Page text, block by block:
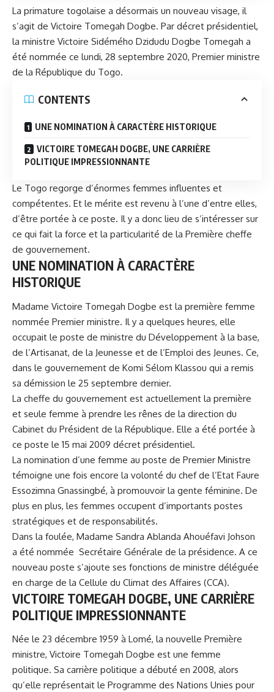
La primature togolaise a désormais un nouveau visage, il
s’agit de Victoire Tomegah Dogbe. Par décret présidentiel,
la ministre Victoire Sidémého Dzidudu Dogbe Tomegah a
été nommée ce lundi, 28 septembre 2020, Premier ministre
de la République du Togo.
CONTENTS
UNE NOMINATION À CARACTÈRE HISTORIQUE
VICTOIRE TOMEGAH DOGBE, UNE CARRIÈRE
POLITIQUE IMPRESSIONNANTE
Le Togo regorge d’énormes femmes influentes et
compétentes. Et le mérite est revenu à l’une d’entre elles,
d’être portée à ce poste. Il y a donc lieu de s’intéresser sur
ce qui fait la force et la particularité de la Première cheffe
de gouvernement.
UNE NOMINATION À CARACTÈRE
HISTORIQUE
Madame Victoire Tomegah Dogbe est la première femme
nommée Premier ministre. Il y a quelques heures, elle
occupait le poste de ministre du Développement à la base,
de l’Artisanat, de la Jeunesse et de l’Emploi des Jeunes. Ce,
dans le gouvernement de Komi Sélom Klassou qui a remis
sa démission le 25 septembre dernier.
La cheffe du gouvernement est actuellement la première
et seule femme à prendre les rênes de la direction du
Cabinet du Président de la République. Elle a été portée à
ce poste le 15 mai 2009 décret présidentiel.
La nomination d’une femme au poste de Premier Ministre
témoigne une fois encore la volonté du chef de l’Etat Faure
Essozimna Gnassingbé, à promouvoir la gente féminine. De
plus en plus, les femmes occupent d’importants postes
stratégiques et de responsabilités.
Dans la foulée, Madame Sandra Ablanda Ahouéfavi Johson
a été nommée Secrétaire Générale de la présidence. A ce
nouveau poste s’ajoute ses fonctions de ministre déléguée
en charge de la Cellule du Climat des Affaires (CCA).
VICTOIRE TOMEGAH DOGBE, UNE CARRIÈRE
POLITIQUE IMPRESSIONNANTE
Née le 23 décembre 1959 à Lomé, la nouvelle Première
ministre, Victoire Tomegah Dogbe est une femme
politique. Sa carrière politique a débuté en 2008, alors
qu’elle représentait le Programme des Nations Unies pour